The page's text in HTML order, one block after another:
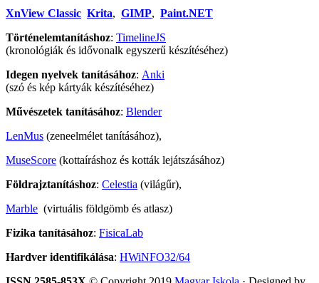
XnView Classic Krita, GIMP, Paint.NET
Történelemtanításhoz: TimelineJS
(kronológiák és idővonalk egyszerű készítéséhez)
Idegen nyelvek tanításához: Anki
(szó és kép kártyák készítéséhez)
Művészetek tanításához: Blender
LenMus (zeneelmélet tanításához),
MuseScore (kottaíráshoz és kották lejátszásához)
Földrajztanításhoz: Celestia (világűr),
Marble (virtuális földgömb és atlasz)
Fizika tanításához: FisicaLab
Hardver identifikálása: HWiNFO32/64